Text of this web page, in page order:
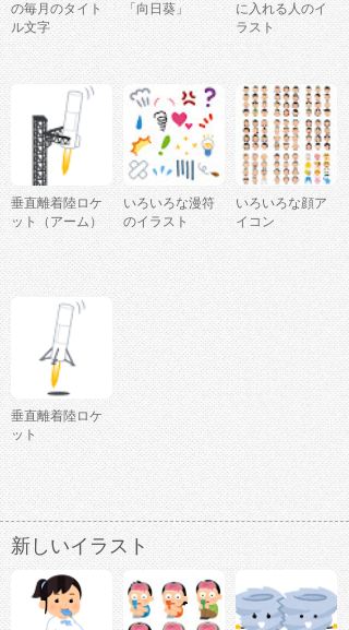
の毎月のタイト
ル文字
「向日葵」
に入れる人のイ
ラスト
垂直離着陸ロケ
ット（アーム）
いろいろな漫符
のイラスト
いろいろな顔ア
イコン
垂直離着陸ロケ
ット
新しいイラスト